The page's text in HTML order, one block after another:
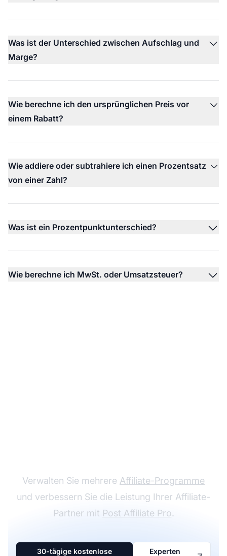
Was ist der Unterschied zwischen Aufschlag und
Marge?
Wie berechne ich den ursprünglichen Preis vor
einem Rabatt?
Wie addiere oder subtrahiere ich einen Prozentsatz
von einer Zahl?
Was ist ein Prozentpunktunterschied?
Wie berechne ich MwSt. oder Umsatzsteuer?
Verwalten Sie mehrere Affiliate-Programme
und verbessern Sie die Leistung Ihrer Affiliate-
Partner mit Post Affiliate Pro.
30-tägige kostenlose
Experten